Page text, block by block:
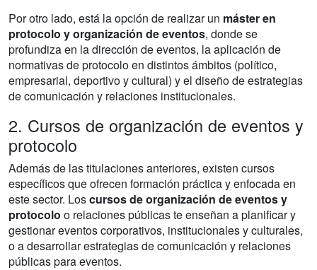
Por otro lado, está la opción de realizar un máster en
protocolo y organización de eventos, donde se
profundiza en la dirección de eventos, la aplicación de
normativas de protocolo en distintos ámbitos (político,
empresarial, deportivo y cultural) y el diseño de estrategias
de comunicación y relaciones institucionales.
2. Cursos de organización de eventos y
protocolo
Además de las titulaciones anteriores, existen cursos
específicos que ofrecen formación práctica y enfocada en
este sector. Loscursos de organización de eventos y
protocolo o relaciones públicas te enseñan a planificar y
gestionar eventos corporativos, institucionales y culturales,
o a desarrollar estrategias de comunicación y relaciones
públicas para eventos.